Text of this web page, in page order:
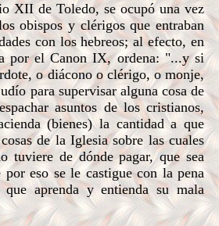
XII de Toledo, se ocupó una vez
obispos y clérigos que entraban
con los hebreos; al efecto, en
por el Canon IX, ordena: "...y si
o diácono o clérigo, o monje,
para supervisar alguna cosa de
asuntos de los cristianos,
(bienes) la cantidad a que
de la Iglesia sobre las cuales
tuviere de dónde pagar, que sea
por eso se le castigue con la pena
aprenda y entienda su mala